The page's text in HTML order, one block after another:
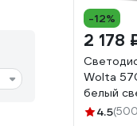
-12%
2 178
Wolta
белый
SMD IP
4.5